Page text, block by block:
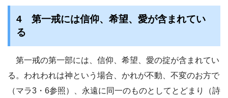
4 第一戒には信仰、希望、愛が含まれてい
る
第一戒の第一部には、信仰、希望、愛の掟が含まれてい
る。われわれは神という場合、かれが不動、不変のお方で
（マラ3・6参照）、永遠に同一のものとしてとどまり（詩